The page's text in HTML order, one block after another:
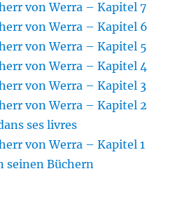
von Werra – Kapitel 7
von Werra – Kapitel 6
von Werra – Kapitel 5
von Werra – Kapitel 4
von Werra – Kapitel 3
von Werra – Kapitel 2
ses livres
von Werra – Kapitel 1
seinen Büchern